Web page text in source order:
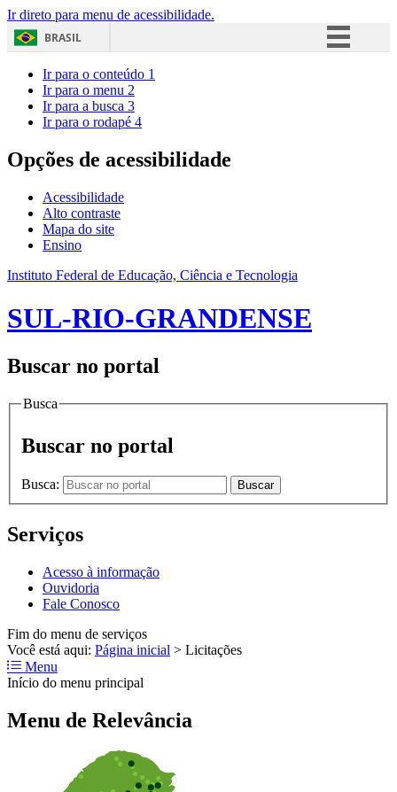
Ir direto para menu de acessibilidade.
BRASIL
Acesso à informação
Ir para o conteúdo 1
Ir para o menu 2
Ir para a busca 3
Ir para o rodapé 4
Opções de acessibilidade
Acessibilidade
Alto contraste
Mapa do site
Ensino
Instituto Federal de Educação, Ciência e Tecnologia
SUL-RIO-GRANDENSE
Buscar no portal
Busca
Buscar no portal
Busca: Buscar
Serviços
Acesso à informação
Ouvidoria
Fale Conosco
Fim do menu de serviços
Você está aqui: Página inicial > Licitações
Menu
Início do menu principal
Menu de Relevância